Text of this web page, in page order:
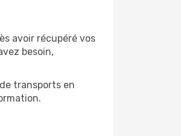
avoir récupéré vos
besoin,
transports en